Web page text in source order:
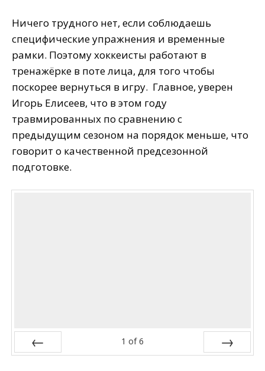
Ничего трудного нет, если соблюдаешь
специфические упражнения и временные
рамки. Поэтому хоккеисты работают в
тренажёрке в поте лица, для того чтобы
поскорее вернуться в игру. Главное, уверен
Игорь Елисеев, что в этом году
травмированных по сравнению с
предыдущим сезоном на порядок меньше, что
говорит о качественной предсезонной
подготовке.
1 of 6